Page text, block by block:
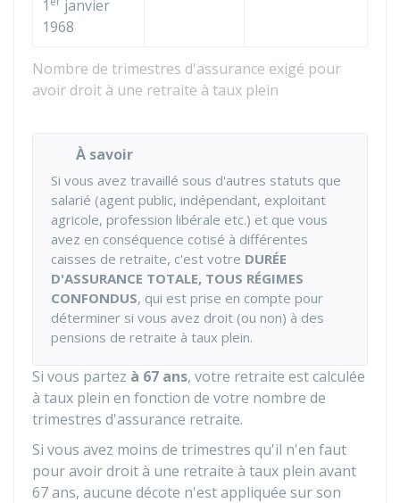
Nombre de trimestres d'assurance exigé pour
avoir droit à une retraite à taux plein
1
janvier
1968
À savoir
Si vous avez travaillé sous d'autres statuts que
salarié (agent public, indépendant, exploitant
agricole, profession libérale etc.) et que vous
avez en conséquence cotisé à différentes
caisses de retraite, c'est votre DURÉE
D'ASSURANCE TOTALE, TOUS RÉGIMES
CONFONDUS, qui est prise en compte pour
déterminer si vous avez droit (ou non) à des
pensions de retraite à taux plein.
Si vous partez à 67 ans, votre retraite est calculée
à taux plein en fonction de votre nombre de
trimestres d'assurance retraite.
Si vous avez moins de trimestres qu'il n'en faut
pour avoir droit à une retraite à taux plein avant
67 ans, aucune décote n'est appliquée sur son